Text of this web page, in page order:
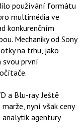
používání formátu
multimédia ve
konkurenčním
Mechaniky od Sony
na trhu, jako
svou první
a Blu-ray. Ještě
nyní však ceny
analytik agentury